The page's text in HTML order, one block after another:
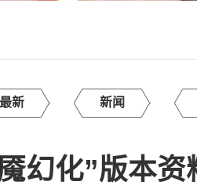
最新 新闻
幻化”版本